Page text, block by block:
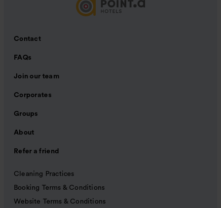
Contact
FAQs
Join our team
Corporates
Groups
About
Refer a friend
Cleaning Practices
Booking Terms & Conditions
Website Terms & Conditions